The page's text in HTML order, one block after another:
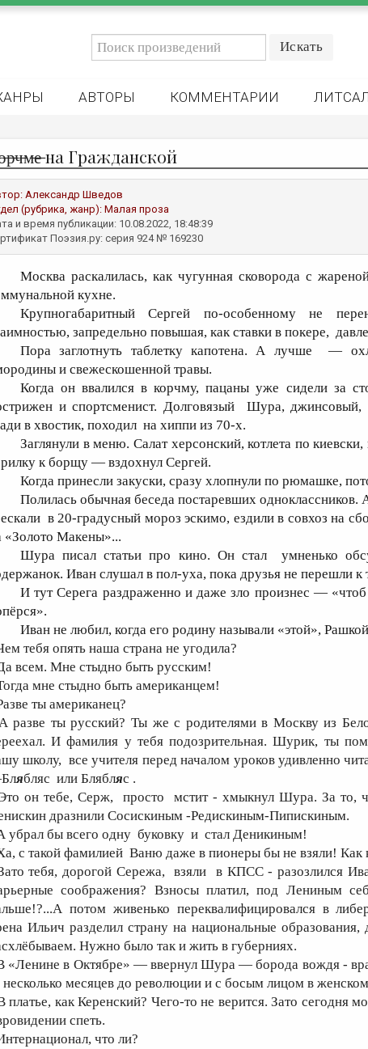
АВТОРЫ КОММЕНТАРИИ
на Гражданской
Александр Шведов
(рубрика, жанр):Малая проза
и время публикации: 10.08.2022, 18:48:39
Поэзия.ру: серия 924 № 169230
Москва раскалилась, как чугунная сковорода с
кухне.
Крупногабаритный Сергей по-особенному не
запредельно повышая, как ставки в покере,
Пора заглотнуть таблетку капотена. А лучше —
и свежескошенной травы.
Когда он ввалился в корчму, пацаны уже сидели за
и спортсменист. Долговязый Шура, джинсовый,
в хвостик, походил на хиппи из 70-х.
Заглянули в меню. Салат херсонский, котлета по
к борщу — вздохнул Сергей.
Когда принесли закуски, сразу хлопнули по рюмашке,
Полилась обычная беседа постаревших
в 20-градусный мороз эскимо, ездили в совхоз на
«Золото Макены»...
Шура писал статьи про кино. Он стал умненько
Иван слушал в пол-уха, пока друзья не перешли к
И тут Серега раздраженно и даже зло произнес —
Иван не любил, когда его родину называли «этой»,
тебя опять наша страна не угодила?
всем. Мне стыдно быть русским!
мне стыдно быть американцем!
ты американец?
разве ты русский? Ты же с родителями в Москву из
И фамилия у тебя подозрительная. Шурик, ты
школу, все учителя перед началом уроков удивленно
ябляс или Блябляс .
он тебе, Серж, просто мстит - хмыкнул Шура. За то,
дразнили Сосискиным -Редискиным-Пипискиным.
убрал бы всего одну буковку и стал Деникиным!
с такой фамилией Ваню даже в пионеры бы не взяли! Как
тебя, дорогой Сережа, взяли в КПСС - разозлился
соображения? Взносы платил, под Лениным
потом живенько переквалифицировался в
Ильич разделил страну на национальные
Нужно было так и жить в губерниях.
«Ленине в Октябре» — ввернул Шура — борода вождя -
несколько месяцев до революции и с босым лицом в
платье, как Керенский? Чего-то не верится. Зато сегодня
спеть.
что ли?